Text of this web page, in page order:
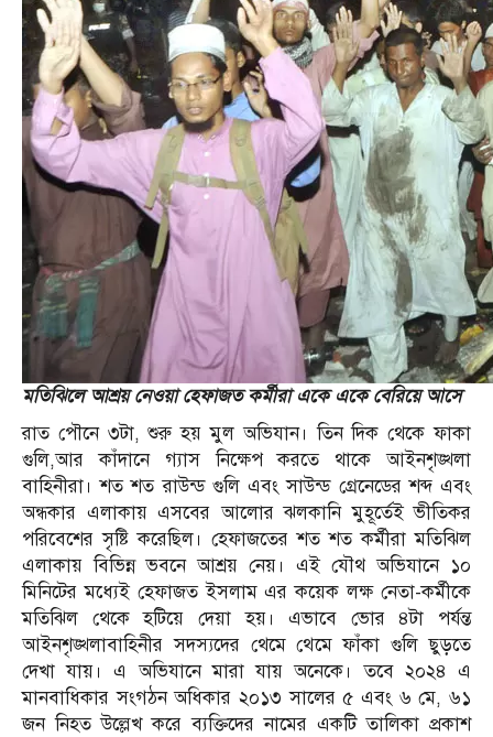
মতিঝিলে আশ্রয় নেওয়া হেফাজত কর্মীরা একে একে বেরিয়ে আসে
রাত পৌনে ৩টা, শুরু হয় মুল অভিযান। তিন দিক থেকে ফাকা
গুলি,আর কাঁদানে গ্যাস নিক্ষেপ করতে থাকে আইনশৃঙ্খলা
বাহিনীরা। শত শত রাউন্ড গুলি এবং সাউন্ড গ্রেনেডের শব্দ এবং
অন্ধকার এলাকায় এসবের আলোর ঝলকানি মুহূর্তেই ভীতিকর
পরিবেশের সৃষ্টি করেছিল। হেফাজতের শত শত কর্মীরা মতিঝিল
এলাকায় বিভিন্ন ভবনে আশ্রয় নেয়। এই যৌথ অভিযানে ১০
মিনিটের মধ্যেই হেফাজত ইসলাম এর কয়েক লক্ষ নেতা-কর্মীকে
মতিঝিল থেকে হটিয়ে দেয়া হয়। এভাবে ভোর ৪টা পর্যন্ত
আইনশৃঙ্খলাবাহিনীর সদস্যদের থেমে থেমে ফাঁকা গুলি ছুড়তে
দেখা যায়। এ অভিযানে মারা যায় অনেকে। তবে ২০২৪ এ
মানবাধিকার সংগঠন অধিকার ২০১৩ সালের ৫ এবং ৬ মে, ৬১
জন নিহত উল্লেখ করে ব্যক্তিদের নামের একটি তালিকা প্রকাশ